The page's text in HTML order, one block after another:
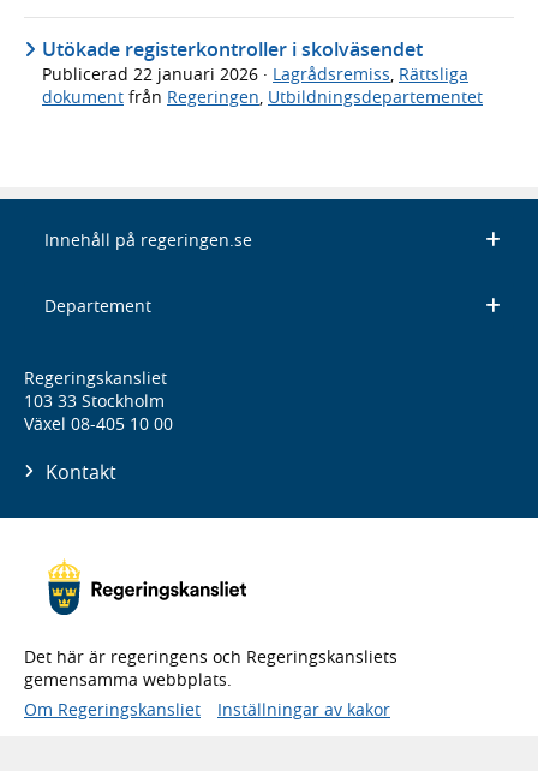
Utökade registerkontroller i skolväsendet
Publicerad 22 januari 2026 · Lagrådsremiss, Rättsliga
dokument från Regeringen, Utbildningsdepartementet
Innehåll på regeringen.se
Departement
Regeringskansliet
103 33 Stockholm
Växel 08-405 10 00
Kontakt
Det här är regeringens och Regeringskansliets
gemensamma webbplats.
Om Regeringskansliet
Inställningar av kakor